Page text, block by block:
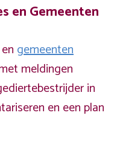
en Gemeenten
en gemeenten
meldingen
in
en een plan